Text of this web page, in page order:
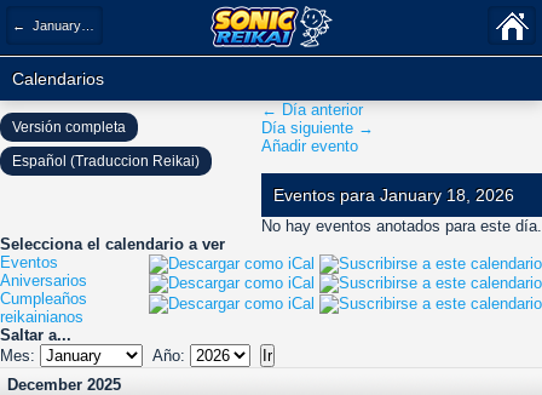
← January 2026
Calendarios
← Día anterior
Día siguiente →
Añadir evento
Eventos para January 18, 2026
No hay eventos anotados para este día.
Selecciona el calendario a ver
Eventos
Aniversarios
Cumpleaños
reikainianos
Saltar a...
Mes:
Año:
December 2025
Versión completa
Español (Traduccion Reikai)